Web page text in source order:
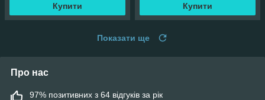
Купити Купити
Показати ще
Про нас
97% позитивних з 64 відгуків за рік